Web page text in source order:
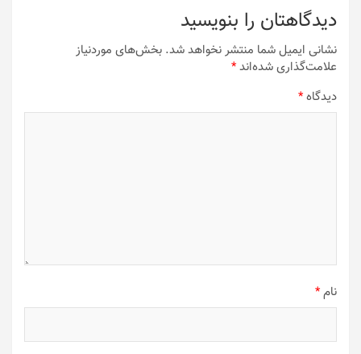
دیدگاهتان را بنویسید
نشانی ایمیل شما منتشر نخواهد شد. بخش‌های موردنیاز
علامت‌گذاری شده‌اند*
دیدگاه*
نام*